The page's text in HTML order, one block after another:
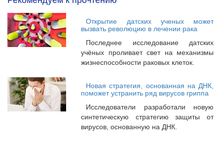
Открытие датских ученых может
вызвать революцию в лечении рака
Последнее исследование датских
учёных проливает свет на механизмы
жизнеспособности раковых клеток.
Новая стратегия, основанная на ДНК,
поможет устранить ряд вирусов гриппа
Исследователи разработали новую
синтетическую стратегию защиты от
вирусов, основанную на ДНК.